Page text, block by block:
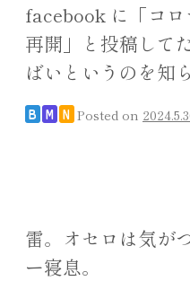
facebook に「コ
再開」と投稿して
ばいというのを知
B M N Posted on
雷。オセロは気が
ー寝息。